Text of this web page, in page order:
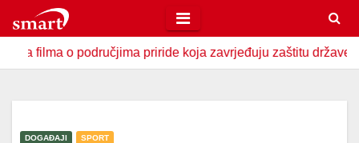
to
contento područjima priride koja zavrjeđuju zaštitu države
DOGAĐAJI SPORT